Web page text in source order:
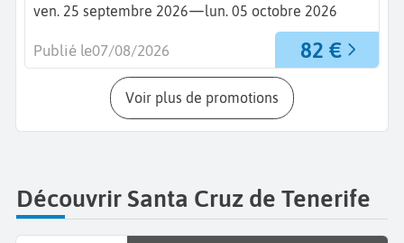
ven. 25 septembre 2026— lun. 05 octobre 2026
82 €
Publié le07/08/2026
Voir plus de promotions
Découvrir Santa Cruz de Tenerife